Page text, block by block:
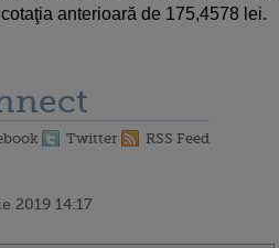
anterioară de 175,4578 lei.
Twitter RSS Feed
2019 14:17